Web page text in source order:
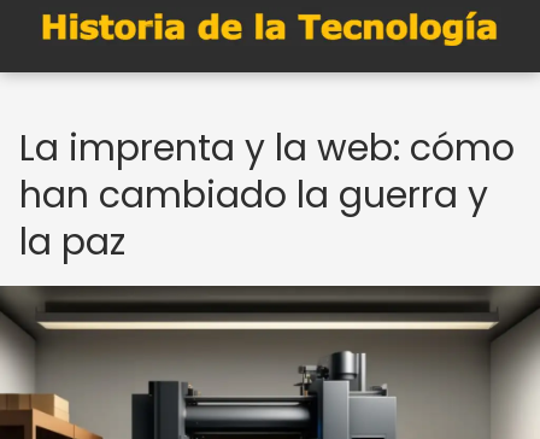
La imprenta y la web: cómo
han cambiado la guerra y
la paz